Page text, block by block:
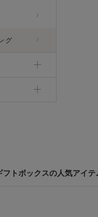
グ
トボックスの人気アイテ